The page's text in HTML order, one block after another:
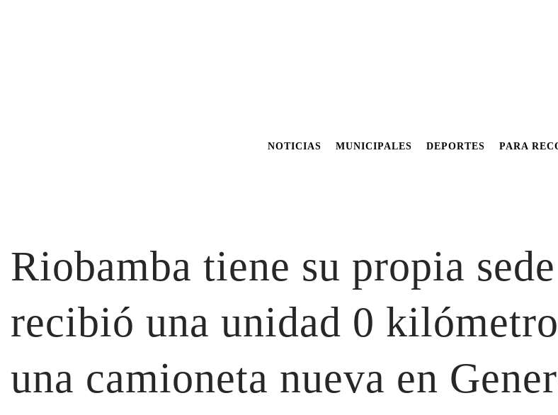
NOTICIAS MUNICIPALES DEPORTES PARA
Riobamba tiene su propia
recibió una unidad 0
una camioneta nueva en